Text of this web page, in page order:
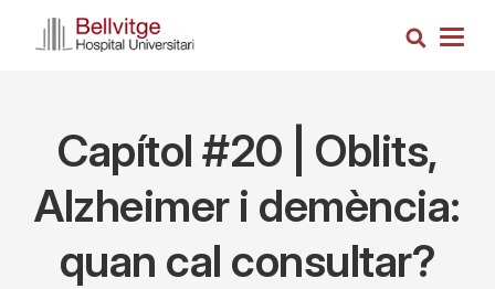
Cerca
Capítol #20 | Oblits,
Alzheimer i demència:
quan cal consultar?